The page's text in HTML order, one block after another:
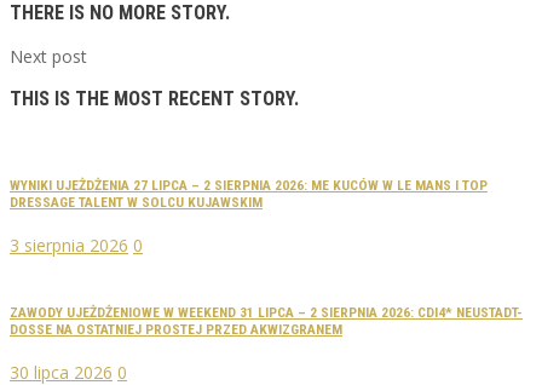
THERE IS NO MORE STORY.
Next post
THIS IS THE MOST RECENT STORY.
WYNIKI UJEŻDŻENIA 27 LIPCA – 2 SIERPNIA 2026: ME KUCÓW W LE MANS I TOP
DRESSAGE TALENT W SOLCU KUJAWSKIM
3 sierpnia 2026 0
ZAWODY UJEŻDŻENIOWE W WEEKEND 31 LIPCA – 2 SIERPNIA 2026: CDI4* NEUSTADT-
DOSSE NA OSTATNIEJ PROSTEJ PRZED AKWIZGRANEM
30 lipca 2026 0